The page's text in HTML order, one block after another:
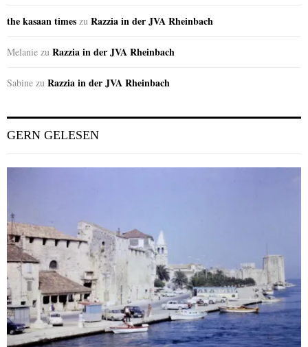
the kasaan times zu Razzia in der JVA Rheinbach
Melanie zu Razzia in der JVA Rheinbach
Sabine zu Razzia in der JVA Rheinbach
GERN GELESEN